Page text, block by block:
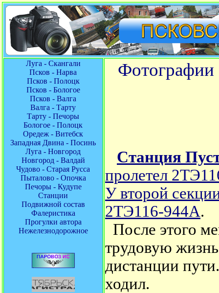
Луга - Скангали
Псков - Нарва
Псков - Полоцк
Псков - Бологое
Псков - Валга
Валга - Тарту
Тарту - Печоры
Бологое - Полоцк
Оредеж - Витебск
Западная Двина - Посинь
Луга - Новгород
Новгород - Валдай
Чудово - Старая Русса
Пыталово - Опочка
Печоры - Кудупе
Станции
Подвижной состав
Фалеристика
Прогулки автора
Нежелезнодорожное
Фотографии
Станция
пролетел
У второй
2ТЭ116-944А.
После этого
трудовую
дистанции
ходил.